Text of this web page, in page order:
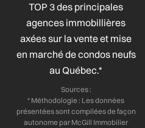
TOP 3 des principales
agences immobillières
axées sur la vente et mise
en marché de condos neufs
au Québec.*
Sources :
* Méthodologie : Les données
présentées sont compilées de façon
autonome par McGill Immobilier